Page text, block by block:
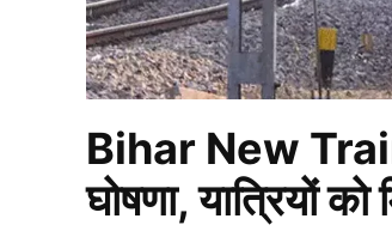
Bihar New
घोषणा, यात्रियों को